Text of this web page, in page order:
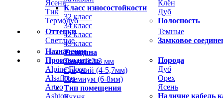
Ясень
Тик
Термодуб
Клён
Дуб
Полосность
Оттенки
Светлые
Темные
Замковое
Назначение
Производитель
Alpine Floor
Alsafloor
Arteo
Ashton
Порода
Дуб
Орех
Ясень
Наличие кабель
Класс износостойкости
32 класс
34 класс
42 класс
43 класс
Толщина
Тонкий 2-3 мм
Средний (4-5,7мм)
Премиум (6-8мм)
Тип помещения